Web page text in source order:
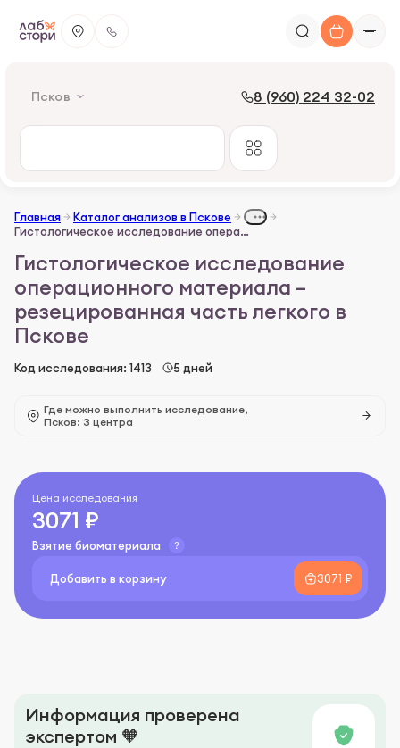
Псков 8 (960) 224 32-02
Главная
Каталог анализов в Пскове
Гистологическое исследование операционного материала – резецированная часть легкого
Гистологическое исследование
операционного материала –
резецированная часть легкого в
Пскове
Код исследования: 1413 5 дней
Где можно выполнить исследование,
Псков: 3 центра
Цена исследования
3071 ₽
Взятие биоматериала
Добавить в корзину 3071 ₽
Информация проверена
экспертом 🧡